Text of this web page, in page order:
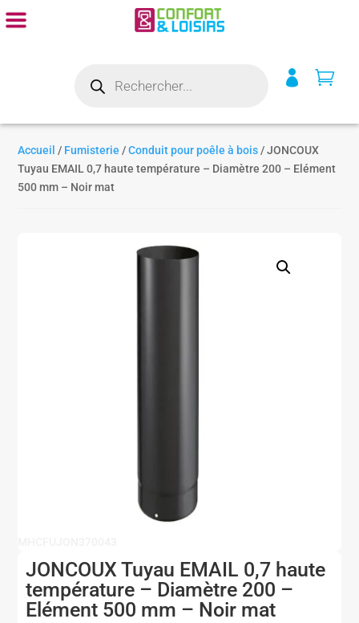
produits
 
Accueil / Fumisterie /Conduit pour poêle à bois / JONCOUX
Tuyau EMAIL 0,7 haute température – Diamètre 200 – Elément
500 mm – Noir mat
JONCOUX Tuyau EMAIL 0,7 haute
température – Diamètre 200 –
Elément 500 mm – Noir mat